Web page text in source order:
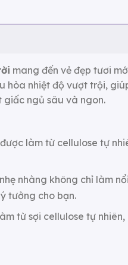
mang đến vẻ đẹp tươi
hòa nhiệt độ vượt trội,
ngủ sâu và ngon.
làm từ cellulose tự
nhàng không chỉ làm
tưởng cho bạn.
từ sợi cellulose tự